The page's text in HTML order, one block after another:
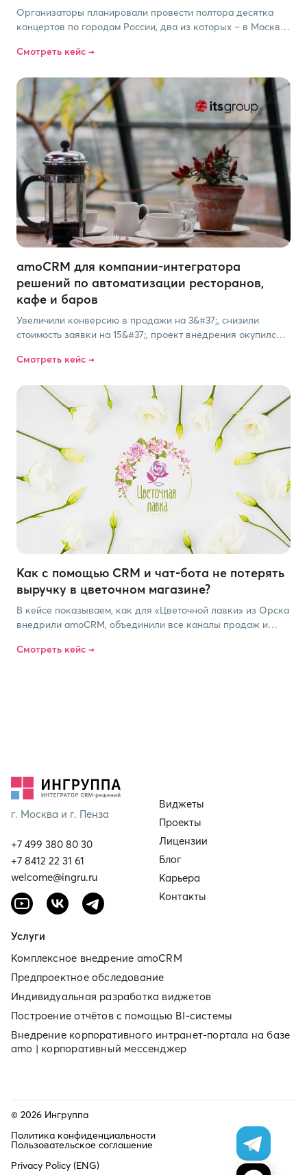
Организаторы планировали провести полтора десятка
концертов по городам России, два из которых – в Москве
самых массовых. Что из этого получилось? Читайте в кейсе.
Смотреть кейс →
amoCRM для компании-интегратора
решений по автоматизации ресторанов,
кафе и баров
Увеличили конверсию в продажи на 3&#37;, снизили
стоимость заявки на 15&#37;, проект внедрения окупился в
Смотреть кейс →
Как с помощью СRM и чат-бота не потерять
выручку в цветочном магазине?
В кейсе показываем, как для «Цветочной лавки» из Орска
внедрили amoCRM, объединили все каналы продаж и
потерянной заявки и стабильная выручка даже в пик
Смотреть кейс →
г. Москва и г. Пенза
+7 499 380 80 30
+7 8412 22 31 61
welcome@ingru.ru
Виджеты
Проекты
Лицензии
Блог
Карьера
Контакты
Услуги
Комплексное внедрение amoCRM
Предпроектное обследование
Индивидуальная разработка виджетов
Построение отчётов с помощью BI‑системы
Внедрение корпоративного интранет‑портала на базе
amo | корпоративный мессенджер
© 2026 Ингруппа
Политика конфиденциальности
Пользовательское соглашение
Privacy Policy (ENG)